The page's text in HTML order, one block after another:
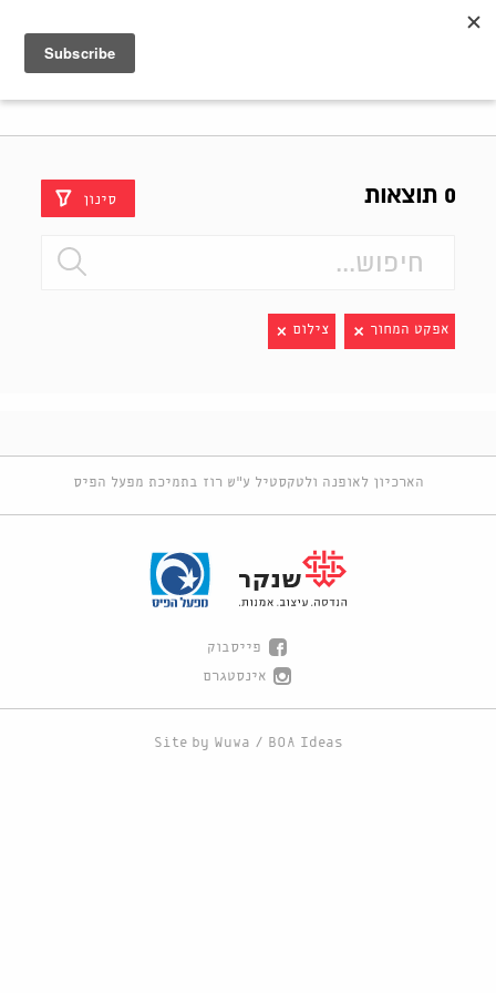
0 תוצאות סינון
אפקט המחוך צילום
הארכיון לאופנה ולטקסטיל ע"ש רוז בתמיכת מפעל הפיס
פייסבוק
אינסטגרם
Site by Wuwa / BOA Ideas